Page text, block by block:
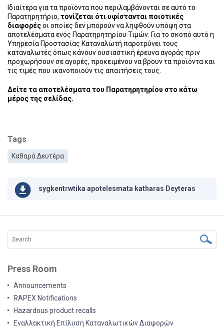
Ιδιαίτερα για τα προϊόντα που περιλαμβάνονται σε αυτό το
Παρατηρητήριο, τονίζεται ότι υφίστανται ποιοτικές
διαφορέςοι οποίες δεν μπορούν να ληφθούν υπόψη στα
αποτελέσματα ενός Παρατηρητηρίου Τιμών. Για το σκοπό αυτό η
Υπηρεσία Προστασίας Καταναλωτή παροτρύνει τους
καταναλωτές όπως κάνουν ουσιαστική έρευνα αγοράς πριν
προχωρήσουν σε αγορές, προκειμένου να βρουν τα προϊόντα και
τις τιμές που ικανοποιούν τις απαιτήσεις τους.
Δείτε τα αποτελέσματα του Παρατηρητηρίου στο κάτω
μέρος της σελίδας.
Tags
Καθαρά Δευτέρα
sygkentrwtika apotelesmata katharas Deyteras
Press Room
Announcements
RAPEX Notifications
Hazardous product recalls
Εναλλακτική Επίλυση Καταναλωτικών Διαφορών